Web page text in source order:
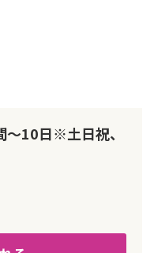
10日※土日祝、